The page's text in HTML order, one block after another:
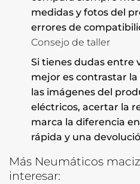
medidas y fotos del
errores de
Consejo de taller
Si tienes dudas entre
mejor es contrastar
las imágenes del
eléctricos, acertar la
marca la diferencia
rápida y una
Más Neumáticos
interesar: